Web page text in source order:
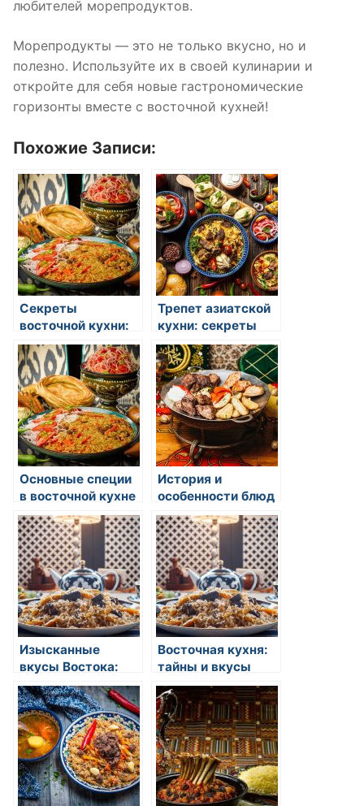
любителей морепродуктов.
Морепродукты — это не только вкусно, но и
полезно. Используйте их в своей кулинарии и
откройте для себя новые гастрономические
горизонты вместе с восточной кухней!
Похожие Записи:
Секреты
восточной кухни:
искусство
гастрономии и
кулинарные
традиции
Трепет азиатской
кухни: секреты
гастрономического
наследия Востока
Основные специи
в восточной кухне
История и
особенности блюд
восточной кухни
Изысканные
вкусы Востока:
открытие в мире
восточной кухни
Восточная кухня:
тайны и вкусы